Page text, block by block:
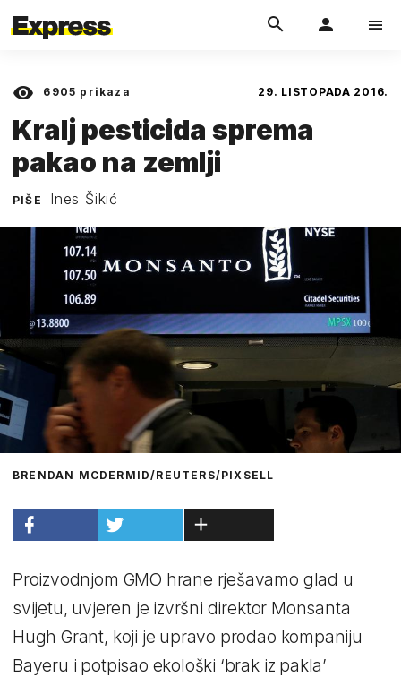
6905 prikaza 29. LISTOPADA 2016.
Kralj pesticida sprema
pakao na zemlji
PIŠE Ines Šikić
BRENDAN MCDERMID/REUTERS/PIXSELL
Proizvodnjom GMO hrane rješavamo glad u
svijetu, uvjeren je izvršni direktor Monsanta
Hugh Grant, koji je upravo prodao kompaniju
Bayeru i potpisao ekološki ‘brak iz pakla’